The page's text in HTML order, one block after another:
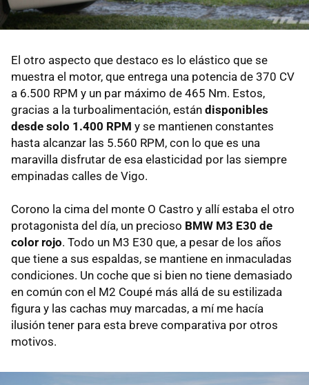
El otro aspecto que destaco es lo elástico que se
muestra el motor, que entrega una potencia de 370 CV
a 6.500 RPM y un par máximo de 465 Nm. Estos,
gracias a la turboalimentación, están disponibles
desde solo 1.400 RPM y se mantienen constantes
hasta alcanzar las 5.560 RPM, con lo que es una
maravilla disfrutar de esa elasticidad por las siempre
empinadas calles de Vigo.
Corono la cima del monte O Castro y allí estaba el otro
protagonista del día, un precioso BMW M3 E30 de
color rojo. Todo un M3 E30 que, a pesar de los años
que tiene a sus espaldas, se mantiene en inmaculadas
condiciones. Un coche que si bien no tiene demasiado
en común con el M2 Coupé más allá de su estilizada
figura y las cachas muy marcadas, a mí me hacía
ilusión tener para esta breve comparativa por otros
motivos.